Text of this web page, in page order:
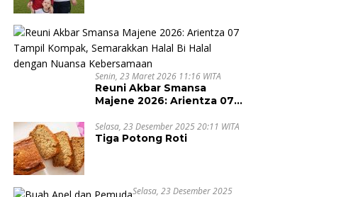
Senin, 23 Maret 2026 11:16 WITA
Reuni Akbar Smansa
Majene 2026: Arientza 07
Semarakkan Halal Bi Halal
dengan Nuansa
Selasa, 23 Desember 2025 20:11 WITA
Tiga Potong Roti
Selasa, 23 Desember 2025